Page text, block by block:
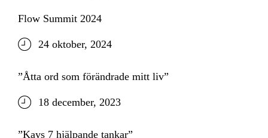
Flow Summit 2024
24 oktober, 2024
”Åtta ord som förändrade mitt liv”
18 december, 2023
”Kays 7 hjälpande tankar”